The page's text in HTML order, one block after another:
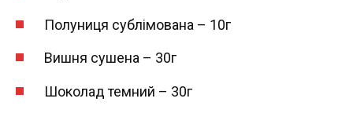
Полуниця сублімована – 10г
Вишня сушена – 30г
Шоколад темний – 30г